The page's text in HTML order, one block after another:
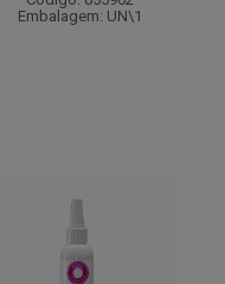
Embalagem: UN\1